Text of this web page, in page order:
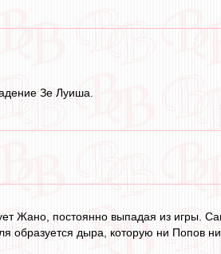
Зе Луиша.
Жано, постоянно выпадая из игры.
образуется дыра, которую ни Попов